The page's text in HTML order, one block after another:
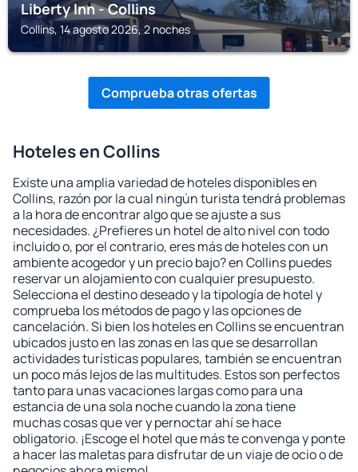
Liberty Inn - Collins
Collins, 14 agosto 2026, 2 noches
Comprueba otras ofertas
Hoteles en Collins
Existe una amplia variedad de hoteles disponibles en
Collins, razón por la cual ningún turista tendrá problemas
a la hora de encontrar algo que se ajuste a sus
necesidades. ¿Prefieres un hotel de alto nivel con todo
incluido o, por el contrario, eres más de hoteles con un
ambiente acogedor y un precio bajo? en Collins puedes
reservar un alojamiento con cualquier presupuesto.
Selecciona el destino deseado y la tipología de hotel y
comprueba los métodos de pago y las opciones de
cancelación. Si bien los hoteles en Collins se encuentran
ubicados justo en las zonas en las que se desarrollan
actividades turísticas populares, también se encuentran
un poco más lejos de las multitudes. Estos son perfectos
tanto para unas vacaciones largas como para una
estancia de una sola noche cuando la zona tiene
muchas cosas que ver y pernoctar ahí se hace
obligatorio. ¡Escoge el hotel que más te convenga y ponte
a hacer las maletas para disfrutar de un viaje de ocio o de